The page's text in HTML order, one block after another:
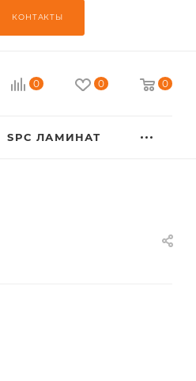
КОНТАКТЫ
0 0 0
SPC ЛАМИНАТ